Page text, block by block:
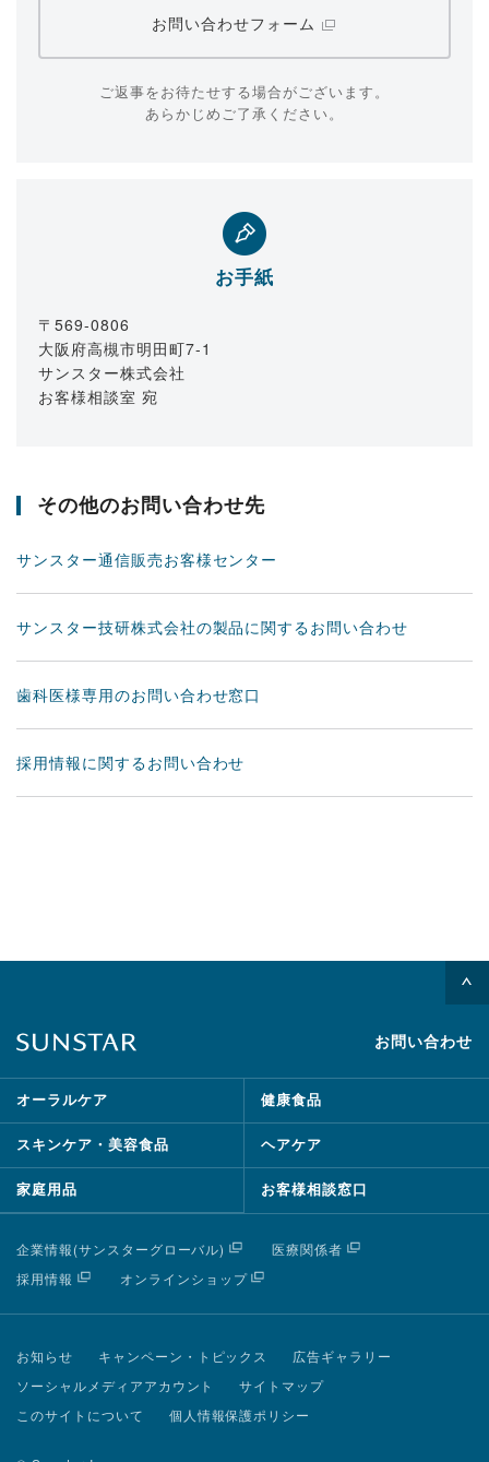
お問い合わせフォーム
ご返事をお待たせする場合がございます。
あらかじめご了承ください。
お手紙
〒569-0806
大阪府高槻市明田町7-1
サンスター株式会社
お客様相談室 宛
その他のお問い合わせ先
サンスター通信販売お客様センター
サンスター技研株式会社の製品に関するお問い合わせ
歯科医様専用のお問い合わせ窓口
採用情報に関するお問い合わせ
お問い合わせ
オーラルケア 健康食品
スキンケア・美容食品 ヘアケア
家庭用品 お客様相談窓口
企業情報(サンスターグローバル)
医療関係者
採用情報
オンラインショップ
お知らせ キャンペーン・トピックス
広告ギャラリー
ソーシャルメディアアカウント
サイトマップ
このサイトについて
個人情報保護ポリシー